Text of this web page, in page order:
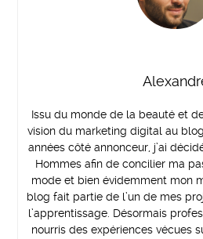
Issu du monde de la beauté et
vision du marketing digital au
années côté annonceur, j’ai
Hommes afin de concilier ma
mode et bien évidemment mon
blog fait partie de l’un de mes
l’apprentissage. Désormais
nourris des expériences vécues